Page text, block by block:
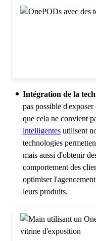
Intégration de la
pas possible
que cela ne convient
intelligentes utilisent
technologies
mais aussi d'obtenir
comportement des
optimiser
leurs produits.